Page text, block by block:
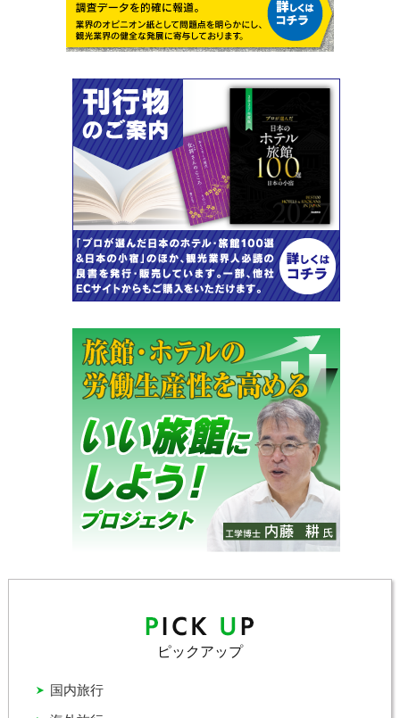
ピックアップ
国内旅行